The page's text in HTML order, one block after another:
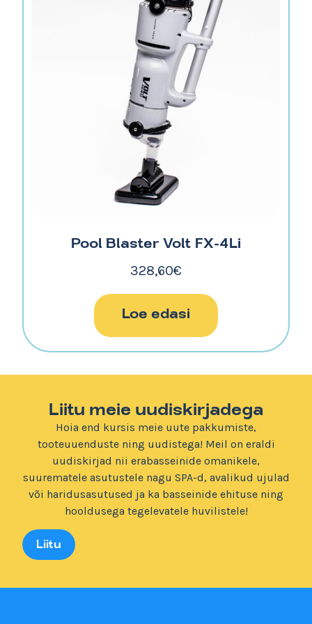
Pool Blaster Volt FX-4Li
328,60€
Loe edasi
Liitu meie uudiskirjadega
Hoia end kursis meie uute pakkumiste,
tooteuuenduste ning uudistega! Meil on eraldi
uudiskirjad nii erabasseinide omanikele,
suurematele asutustele nagu SPA-d, avalikud ujulad
või haridusasutused ja ka basseinide ehituse ning
hooldusega tegelevatele huvilistele!
Liitu